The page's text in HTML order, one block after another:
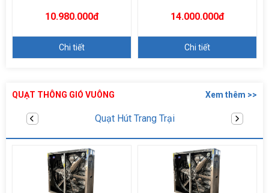
10.980.000đ
Chi tiết
14.000.000đ
Chi tiết
QUẠT THÔNG GIÓ VUÔNG Xem thêm >>
Quạt thông gió vuông FT